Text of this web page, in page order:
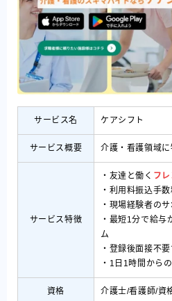
サービス名 ケアシフト
サービス概要 介護・看護領域
サービス特徴
・友達と働く フ
・利用料振込手
・現場経験者の
・最短1分で給与
ム
・登録後面接不
・1日1時間から
資格 介護士/看護師/資